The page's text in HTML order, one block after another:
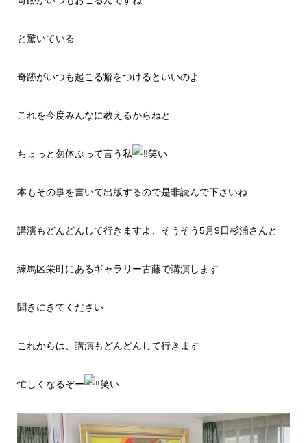
と驚いている
奇跡がいつも起こる癖をつけるといいのよ
これを今度みんなに教えるからねと
ちょっと勿体ぶって言う私 笑い
本もその事を書いて出版するので是非読んで下さいね
講演もどんどんして行きますよ、そうそう5月9日杉浦さんと
練馬区栄町にあるギャラリー古藤で講演します
聞きにきてください
これからは、講演もどんどんして行きます
忙しくなるぞー 笑い